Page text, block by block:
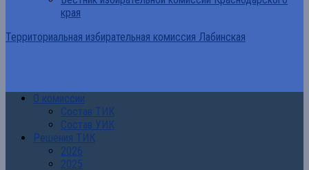
края
Территориальная избирательная комиссия Лабинская
О комиссии
Состав ТИК
Состав УИК
Решения ТИК
2026
2025